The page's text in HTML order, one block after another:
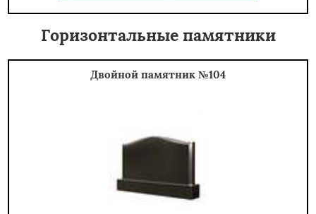
Горизонтальные памятники
Двойной памятник №104